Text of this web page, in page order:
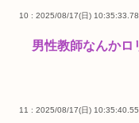
10 : 2025/08/17(日) 10:35:33.78
男性教師なんかロ
11 : 2025/08/17(日) 10:35:40.55